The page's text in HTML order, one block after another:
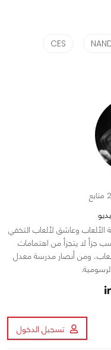
CES
الألعاب وعاشق لألعاب التخفي
جزأ لا يتجزأ من اهتمامات
ومن أنصار مدرسة معدل
تسجيل الدخول